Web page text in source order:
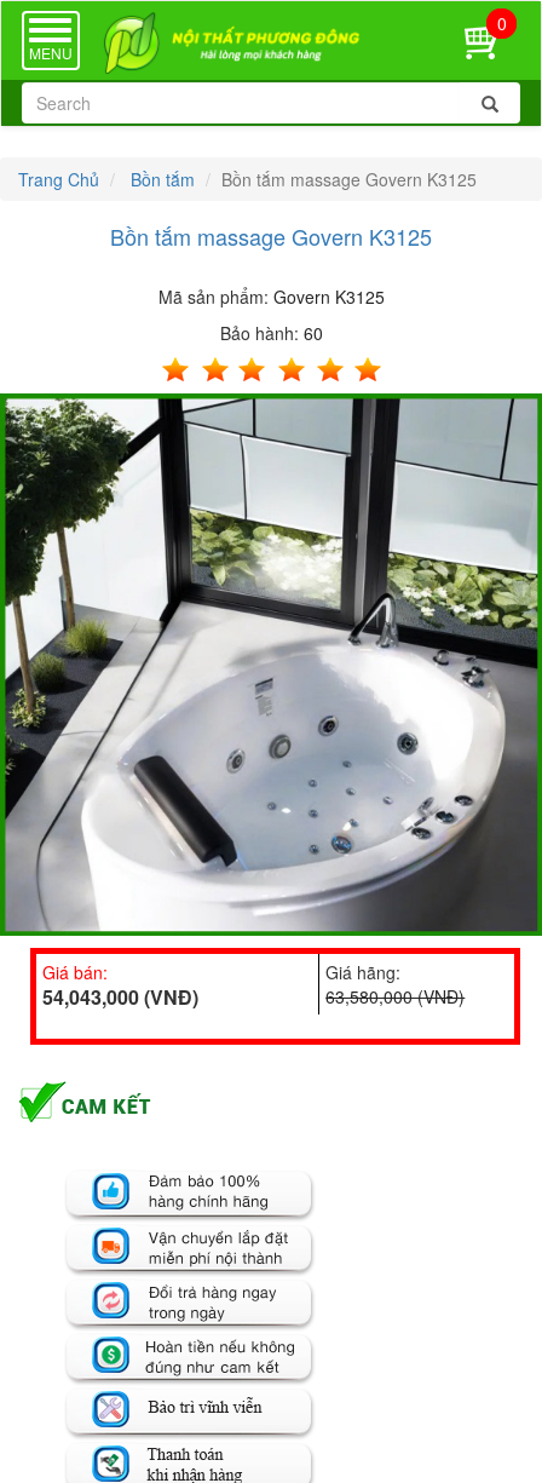
TOGGLE
NAVIGATION
MENU
0
Trang Chủ Bồn tắm Bồn tắm massage Govern K3125
Bồn tắm massage Govern K3125
Mã sản phẩm: Govern K3125
Bảo hành: 60
Giá bán:
54,043,000 (VNĐ)
Giá hãng:
63,580,000 (VNĐ)